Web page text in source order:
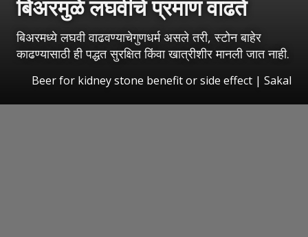
बिअरमुळे लघवीचे प्रमाण वाढते
बिअरमध्ये लघवी वाढवण्याचेगुणधर्म असले तरी, स्टोन बाहेर
काढण्यासाठी ही पद्धत सुरक्षित किंवा खात्रीशीर मानली जात नाही.
Beer for kidney stone benefit or side effect | Sakal